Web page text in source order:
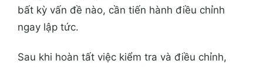
bất kỳ vấn đề nào, cần tiến hành điều chỉnh
ngay lập tức.
Sau khi hoàn tất việc kiểm tra và điều chỉnh,